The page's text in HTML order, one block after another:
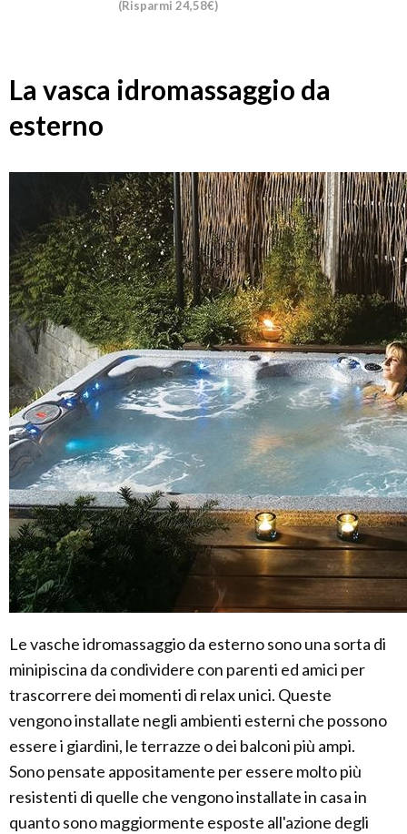
(Risparmi 24,58€)
La vasca idromassaggio da
esterno
Le vasche idromassaggio da esterno sono una sorta di
minipiscina da condividere con parenti ed amici per
trascorrere dei momenti di relax unici. Queste
vengono installate negli ambienti esterni che possono
essere i giardini, le terrazze o dei balconi più ampi.
Sono pensate appositamente per essere molto più
resistenti di quelle che vengono installate in casa in
quanto sono maggiormente esposte all'azione degli